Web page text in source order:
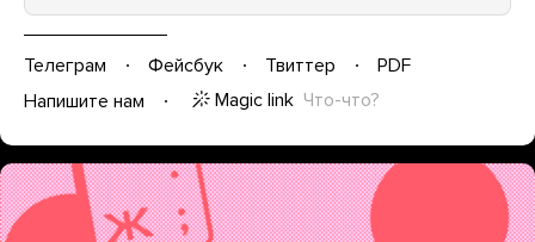
Телеграм Фейсбук Твиттер
PDF
Напишите нам
Magic link Что-что?